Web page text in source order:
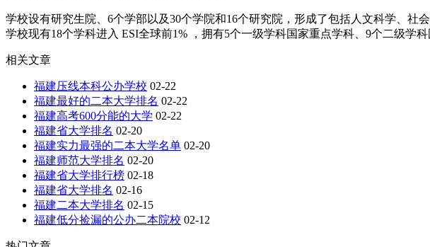
学校设有研究生院、6个学部以及30个学院和16个研究院，形成了包括人文科学、社
学校现有18个学科进入 ESI全球前1% ，拥有5个一级学科国家重点学科、9个二级学科
相关文章
福建压线本科公办学校 02-22
福建最好的二本大学排名 02-22
福建高考600分能的大学 02-22
福建省大学排名 02-20
福建实力最强的二本大学名单 02-20
福建师范大学排名 02-20
福建省大学排行榜 02-18
福建省大学排名 02-16
福建二本大学排名 02-15
福建低分捡漏的公办二本院校 02-12